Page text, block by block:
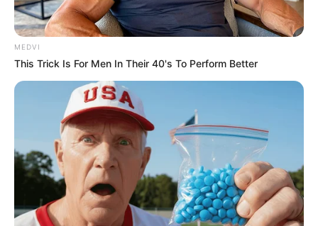
MEDVI
This Trick Is For Men In Their 40's To Perform Better